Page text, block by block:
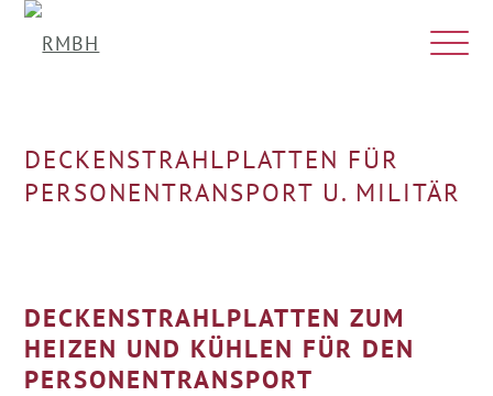
DECKENSTRAHLPLATTEN FÜR
PERSONENTRANSPORT U. MILITÄR
DECKENSTRAHLPLATTEN ZUM
HEIZEN UND KÜHLEN FÜR DEN
PERSONENTRANSPORT